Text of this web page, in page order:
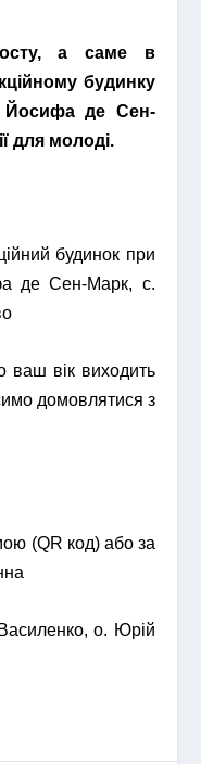
а саме в
будинку
Йосифа де Сен-
для молоді.
будинок при
де Сен-Марк, с.
ваш вік виходить
домовлятися з
(QR код) або за
о. Юрій